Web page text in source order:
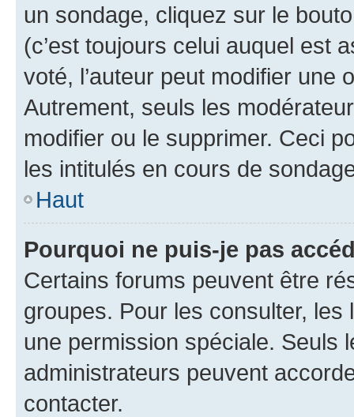
un sondage, cliquez sur le
(c’est toujours celui auquel est
voté, l’auteur peut modifier une
Autrement, seuls les
modifier ou le supprimer. Ceci
les intitulés en cours de
Haut
Pourquoi ne puis-je pas
Certains forums peuvent être
groupes. Pour les consulter,
une permission spéciale. Seuls
administrateurs peuvent
contacter.